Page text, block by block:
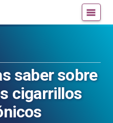
saber sobre
cigarrillos